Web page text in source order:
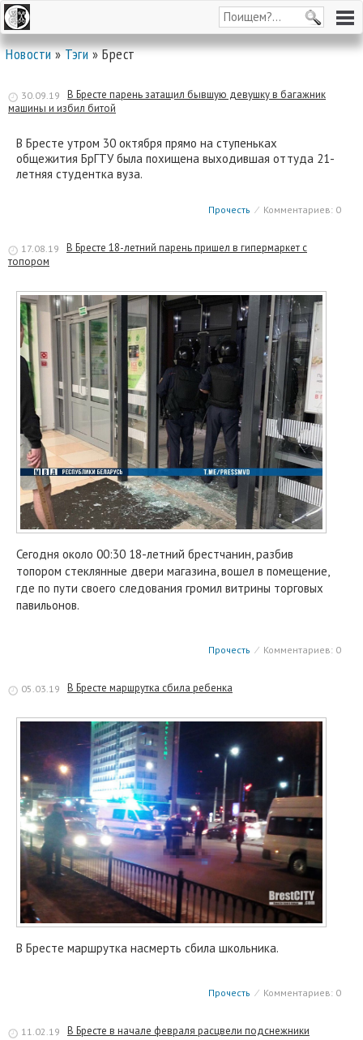
Новости»Тэги» Брест
30.09.19
В Бресте парень затащил бывшую девушку в багажник
машины и избил битой
В Бресте утром 30 октября прямо на ступеньках
общежития БрГТУ была похищена выходившая оттуда 21-
летняя студентка вуза.
Прочесть ⁄ Комментариев: 0
17.08.19
В Бресте 18-летний парень пришел в гипермаркет с
топором
Сегодня около 00:30 18-летний брестчанин, разбив
топором стеклянные двери магазина, вошел в помещение,
где по пути своего следования громил витрины торговых
павильонов.
Прочесть ⁄ Комментариев: 0
05.03.19 В Бресте маршрутка сбила ребенка
В Бресте маршрутка насмерть сбила школьника.
Прочесть ⁄ Комментариев: 0
11.02.19 В Бресте в начале февраля расцвели подснежники